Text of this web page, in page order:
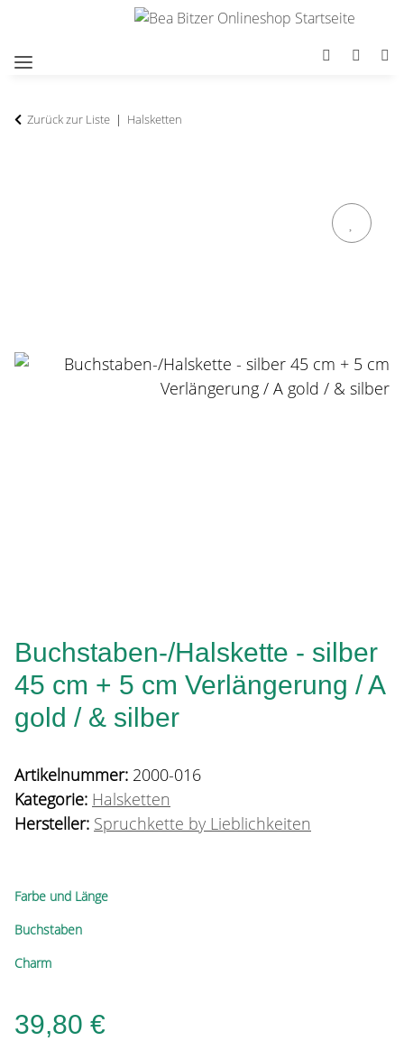
Zurück zur Liste Halsketten
Buchstaben-/Halskette - silber
45 cm + 5 cm Verlängerung / A
gold / & silber
Artikelnummer: 2000-016
Kategorie: Halsketten
Hersteller: Spruchkette by Lieblichkeiten
Farbe und Länge
Buchstaben
Charm
39,80 €